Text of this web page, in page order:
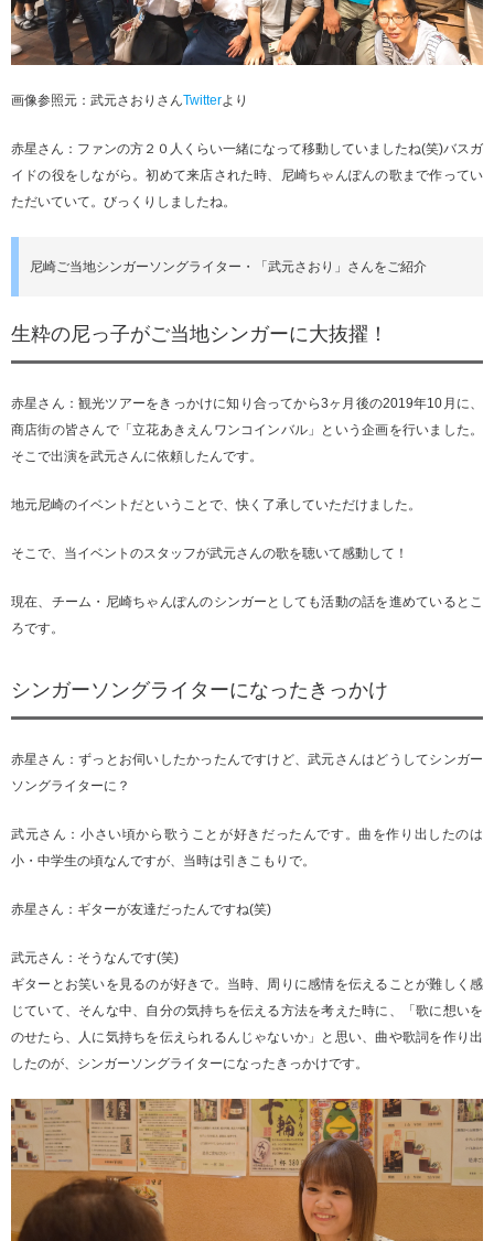
画像参照元：武元さおりさんTwitterより
赤星さん：ファンの方２０人くらい一緒になって移動していましたね(笑)バスガ
イドの役をしながら。初めて来店された時、尼崎ちゃんぽんの歌まで作ってい
ただいていて。びっくりしましたね。
尼崎ご当地シンガーソングライター・「武元さおり」さんをご紹介
生粋の尼っ子がご当地シンガーに大抜擢！
赤星さん：観光ツアーをきっかけに知り合ってから3ヶ月後の2019年10月に、
商店街の皆さんで「立花あきえんワンコインバル」という企画を行いました。
そこで出演を武元さんに依頼したんです。
地元尼崎のイベントだということで、快く了承していただけました。
そこで、当イベントのスタッフが武元さんの歌を聴いて感動して！
現在、チーム・尼崎ちゃんぽんのシンガーとしても活動の話を進めているとこ
ろです。
シンガーソングライターになったきっかけ
赤星さん：ずっとお伺いしたかったんですけど、武元さんはどうしてシンガー
ソングライターに？
武元さん：小さい頃から歌うことが好きだったんです。曲を作り出したのは
小・中学生の頃なんですが、当時は引きこもりで。
赤星さん：ギターが友達だったんですね(笑)
武元さん：そうなんです(笑)
ギターとお笑いを見るのが好きで。当時、周りに感情を伝えることが難しく感
じていて、そんな中、自分の気持ちを伝える方法を考えた時に、「歌に想いを
のせたら、人に気持ちを伝えられるんじゃないか」と思い、曲や歌詞を作り出
したのが、シンガーソングライターになったきっかけです。